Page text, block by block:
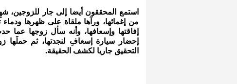
استمع المحققون أيضا إلى جار للزوجين،
من إغمائها، ورآها ملقاة على ظهرها
إفاقتها وإسعافها، وأنه سأل زوجها عما
إحضار سيارة إسعافِ لنجدتها، ثم حملَها
التحقيق جاريا لكشف الحقيقة.